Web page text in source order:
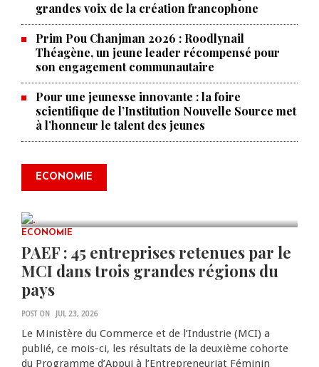
grandes voix de la création francophone
Prim Pou Chanjman 2026 : Roodlynail
Théagène, un jeune leader récompensé pour
son engagement communautaire
Pour une jeunesse innovante : la foire
scientifique de l’Institution Nouvelle Source met
à l’honneur le talent des jeunes
ECONOMIE
0 COMMENTS
Produire le savoir pour
2ᵉ édition de ses Journées
scientifiques
ECONOMIE
PAEF : 45 entreprises retenues par le
MCI dans trois grandes régions du
pays
POST ON JUL 23, 2026
Le Ministère du Commerce et de l’Industrie (MCI) a
publié, ce mois-ci, les résultats de la deuxième cohorte
du Programme d’Appui à l’Entrepreneuriat Féminin